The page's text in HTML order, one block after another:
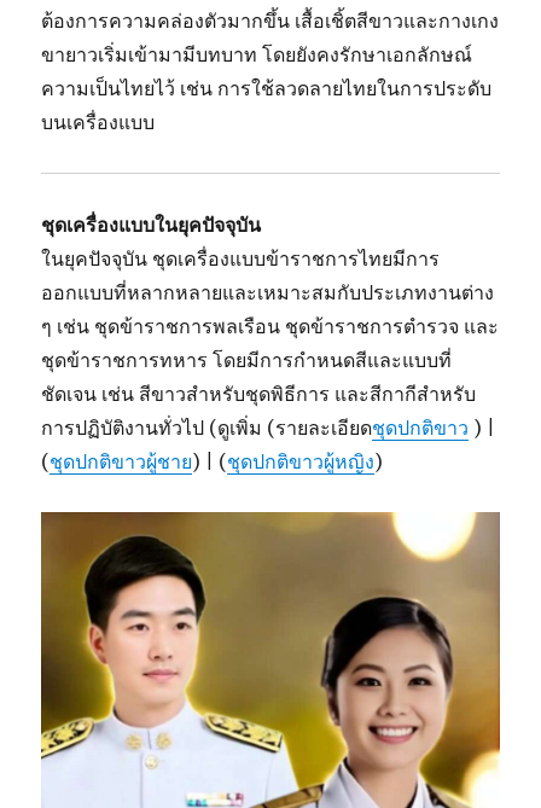
ต้องการความคล่องตัวมากขึ้น เสื้อเชิ้ตสีขาวและกางเกง
ขายาวเริ่มเข้ามามีบทบาท โดยยังคงรักษาเอกลักษณ์
ความเป็นไทยไว้ เช่น การใช้ลวดลายไทยในการประดับ
บนเครื่องแบบ
ชุดเครื่องแบบในยุคปัจจุบัน
ในยุคปัจจุบัน ชุดเครื่องแบบข้าราชการไทยมีการ
ออกแบบที่หลากหลายและเหมาะสมกับประเภทงานต่าง
ๆ เช่น ชุดข้าราชการพลเรือน ชุดข้าราชการตำรวจ และ
ชุดข้าราชการทหาร โดยมีการกำหนดสีและแบบที่
ชัดเจน เช่น สีขาวสำหรับชุดพิธีการ และสีกากีสำหรับ
การปฏิบัติงานทั่วไป (ดูเพิ่ม (รายละเอียดชุดปกติขาว ) |
(ชุดปกติขาวผู้ชาย) | (ชุดปกติขาวผู้หญิง)